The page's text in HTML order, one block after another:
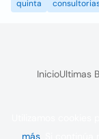
quinta
InicioUltimas
más . Si